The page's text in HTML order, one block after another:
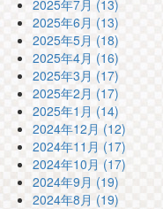
2025年7月 (13)
2025年6月 (13)
2025年5月 (18)
2025年4月 (16)
2025年3月 (17)
2025年2月 (17)
2025年1月 (14)
2024年12月 (12)
2024年11月 (17)
2024年10月 (17)
2024年9月 (19)
2024年8月 (19)